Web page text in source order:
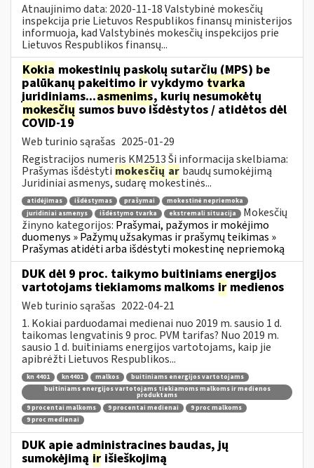
Atnaujinimo data: 2020-11-18 Valstybinė mokesčių
inspekcija prie Lietuvos Respublikos finansų ministerijos
informuoja, kad Valstybinės mokesčių inspekcijos prie
Lietuvos Respublikos finansų...
Kokia mokestinių paskolų sutarčių (MPS) be
palūkanų pakeitimo ir vykdymo tvarka
juridiniams...asmenims, kurių nesumokėtų
mokesčių sumos buvo išdėstytos / atidėtos dėl
COVID-19
Web turinio sąrašas 2025-01-29
Registracijos numeris KM2513 Ši informacija skelbiama:
Prašymas išdėstyti mokesčių ar baudų sumokėjimą
Juridiniai asmenys, sudarę mokestinės...
atidėjimas išdėstymas prašymai
mokestinė nepriemoka
juridiniai asmenys
išdėstymo tvarka ekstremali situacija
Mokesčių
žinyno kategorijos: Prašymai, pažymos ir mokėjimo
duomenys » Pažymų užsakymas ir prašymų teikimas »
Prašymas atidėti arba išdėstyti mokestinę nepriemoką
DUK dėl 9 proc. taikymo buitiniams energijos
vartotojams tiekiamoms malkoms ir medienos
Web turinio sąrašas 2022-04-21
1. Kokiai parduodamai medienai nuo 2019 m. sausio 1 d.
taikomas lengvatinis 9 proc. PVM tarifas? Nuo 2019 m.
sausio 1 d. buitiniams energijos vartotojams, kaip jie
apibrėžti Lietuvos Respublikos...
kn 4401 kn4401 malkos
buitiniams energijos vartotojams
buitiniams energijos vartotojams tiekiamoms malkoms ir medienos
produktams
9 procentai malkoms
9 procentai medienai
9 proc malkoms
9 proc medienai
DUK apie administracines baudas, jų
sumokėjimą ir išieškojimą